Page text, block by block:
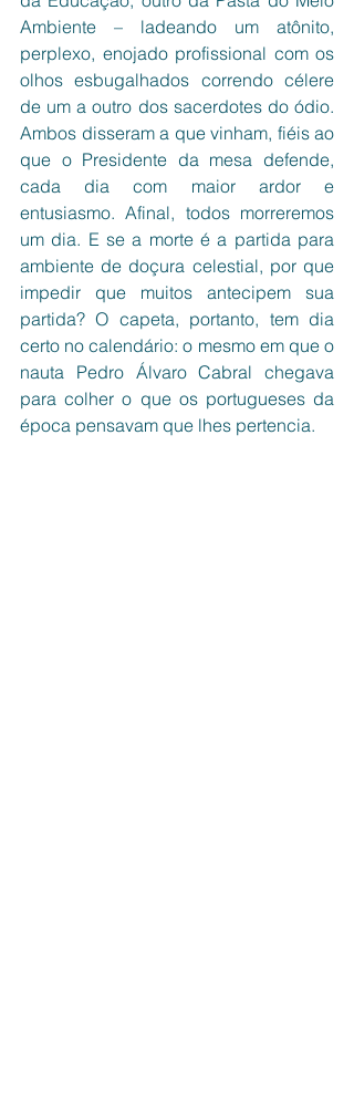
Ambiente – ladeando um atônito,
perplexo, enojado profissional com os
olhos esbugalhados correndo célere
de um a outro dos sacerdotes do ódio.
Ambos disseram a que vinham, fiéis ao
que o Presidente da mesa defende,
cada dia com maior ardor e
entusiasmo. Afinal, todos morreremos
um dia. E se a morte é a partida para
ambiente de doçura celestial, por que
impedir que muitos antecipem sua
partida? O capeta, portanto, tem dia
certo no calendário: o mesmo em que o
nauta Pedro Álvaro Cabral chegava
para colher o que os portugueses da
época pensavam que lhes pertencia.